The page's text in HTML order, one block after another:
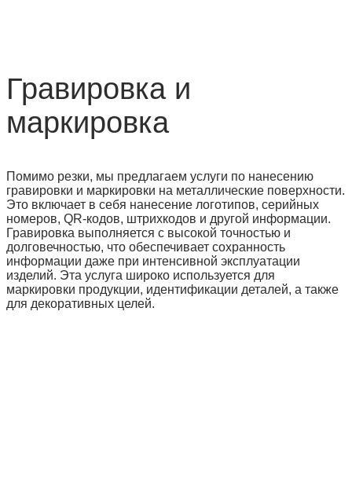
Гравировка и
маркировка
Помимо резки, мы предлагаем услуги по нанесению
гравировки и маркировки на металлические поверхности.
Это включает в себя нанесение логотипов, серийных
номеров, QR-кодов, штрихкодов и другой информации.
Гравировка выполняется с высокой точностью и
долговечностью, что обеспечивает сохранность
информации даже при интенсивной эксплуатации
изделий. Эта услуга широко используется для
маркировки продукции, идентификации деталей, а также
для декоративных целей.